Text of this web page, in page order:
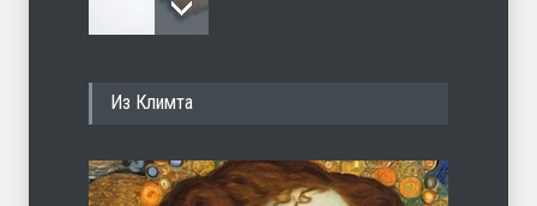
Из Климта